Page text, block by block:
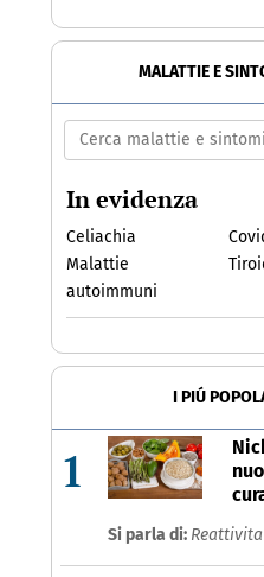
MALATTIE E
In evidenza
Celiachia
Malattie
autoimmuni
I PIÚ
1
Si parla di: